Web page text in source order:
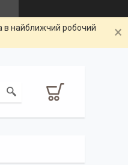
в найближчий робочий